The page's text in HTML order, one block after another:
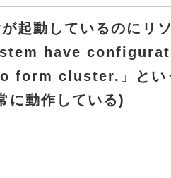
起動しているのにリ
have
form cluster.」とい
に動作している)